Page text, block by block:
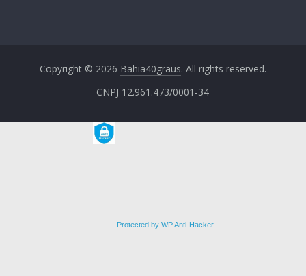
Copyright © 2026 Bahia40graus. All rights reserved.
CNPJ 12.961.473/0001-34
Protected by WP Anti-Hacker